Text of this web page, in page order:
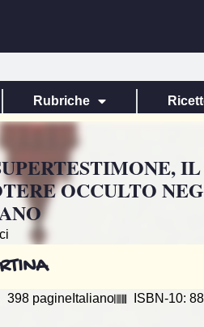
Rubriche
OCCULTO
398 pagine Italiano ISBN-10: